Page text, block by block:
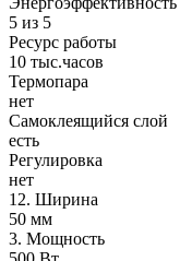
5 из 5
Ресурс работы
10 тыс.часов
Термопара
нет
Самоклеящийся слой
есть
Регулировка
нет
12. Ширина
50 мм
3. Мощность